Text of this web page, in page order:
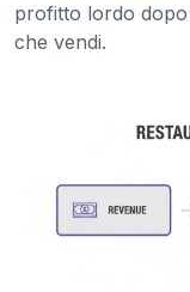
profitto lordo
che vendi.